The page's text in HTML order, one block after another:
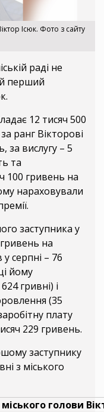
Ісюк. Фото з сайту
раді не
перший
12 тисяч 500
ранг Вікторові
за вислугу – 5
та
100 гривень на
нараховували
заступника у
на
серпні – 76
йому
гривні) і
(35
плату
229 гривень.
заступнику
з міського
голови